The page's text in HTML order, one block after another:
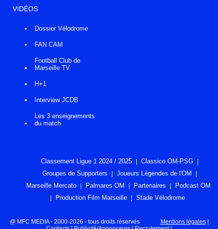
VIDÉOS
Dossier Vélodrome
FAN CAM
Football Club de
Marseille TV
H+1
Interview JCDB
Les 3 enseignements
du match
Classement Ligue 1 2024 / 2025
Classico OM-PSG
Groupes de Supporters
Joueurs Légendes de l'OM
Marseille Mercato
Palmares OM Partenaires
Podcast OM
Production Film Marseille
Stade Vélodrome
@ MFC MEDIA - 2000-2026 - tous droits réservés Mentions légales|